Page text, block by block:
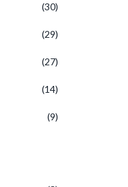
(30)
(29)
(27)
(14)
(9)